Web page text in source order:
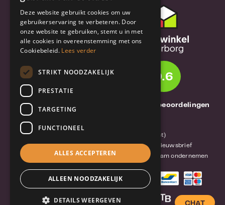
CHAT
Klantenservice
Bestel- en
verzendinformatie
Garantie en reparatie
Annuleren of retourneren
Over TrueBase
9.6
1261 Thuisbeoordelingen
Over TrueBase
Privacy en voorwaarden (consument)
Algemene voorwaarden (zakelijk)
Blog en nieuwsbrief
Reviews van klanten
Mobile-Harddisk.nl Duurzaam ondernemen
Deze website gebruikt cookies om uw
gebruikerservaring te verbeteren. Door
onze website te gebruiken, stemt u in met
alle cookies in overeenstemming met ons
Cookiebeleid. Lees verder
STRIKT NOODZAKELIJK
PRESTATIE
TARGETING
FUNCTIONEEL
ALLES ACCEPTEREN
ALLEEN NOODZAKELIJK
DETAILS WEERGEVEN